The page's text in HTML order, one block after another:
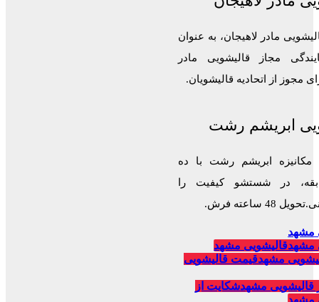
مادر لاهیجان، به عنوان
مجاز قالیشویی مادر
مجوز از اتحادیه قالیشویان.
ابریشم رشت
مکانیزه ابریشم رشت با ده
در شستشو کیفیت را
48 ساعته فرش.
مشهد
مشهدقالیشویی مشهد
مشهدقیمت قالیشویی
قالیشویی مشهدشکایت از
مشهد